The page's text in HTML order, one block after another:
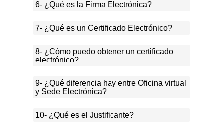
6- ¿Qué es la Firma Electrónica?
7- ¿Qué es un Certificado Electrónico?
8- ¿Cómo puedo obtener un certificado
electrónico?
9- ¿Qué diferencia hay entre Oficina virtual
y Sede Electrónica?
10- ¿Qué es el Justificante?